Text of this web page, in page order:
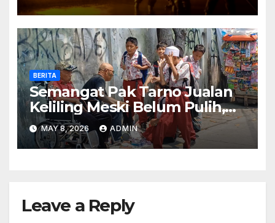
BERITA
Semangat Pak Tarno Jualan
Keliling Meski Belum Pulih,
Tetap Menghibur dan Cari
Nafkah
MAY 8, 2026 ADMIN
Leave a Reply